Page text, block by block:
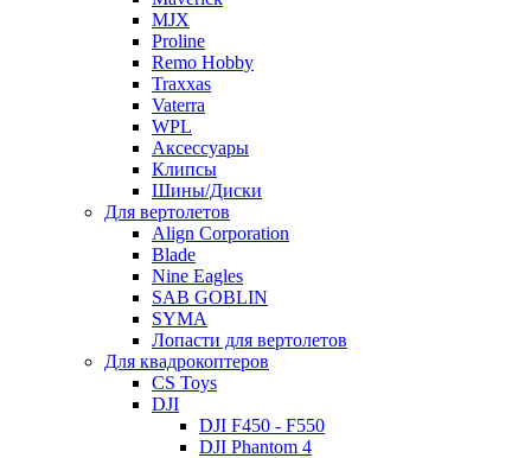
MJX
Proline
Remo Hobby
Traxxas
Vaterra
WPL
Аксессуары
Клипсы
Шины/Диски
Для вертолетов
Align Corporation
Blade
Nine Eagles
SAB GOBLIN
SYMA
Лопасти для вертолетов
Для квадрокоптеров
CS Toys
DJI
DJI F450 - F550
DJI Phantom 4